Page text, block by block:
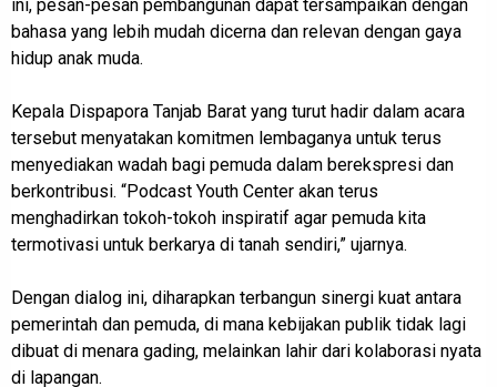
ini, pesan-pesan pembangunan dapat tersampaikan dengan
bahasa yang lebih mudah dicerna dan relevan dengan gaya
hidup anak muda.
Kepala Dispapora Tanjab Barat yang turut hadir dalam acara
tersebut menyatakan komitmen lembaganya untuk terus
menyediakan wadah bagi pemuda dalam berekspresi dan
berkontribusi. “Podcast Youth Center akan terus
menghadirkan tokoh-tokoh inspiratif agar pemuda kita
termotivasi untuk berkarya di tanah sendiri,” ujarnya.
Dengan dialog ini, diharapkan terbangun sinergi kuat antara
pemerintah dan pemuda, di mana kebijakan publik tidak lagi
dibuat di menara gading, melainkan lahir dari kolaborasi nyata
di lapangan.